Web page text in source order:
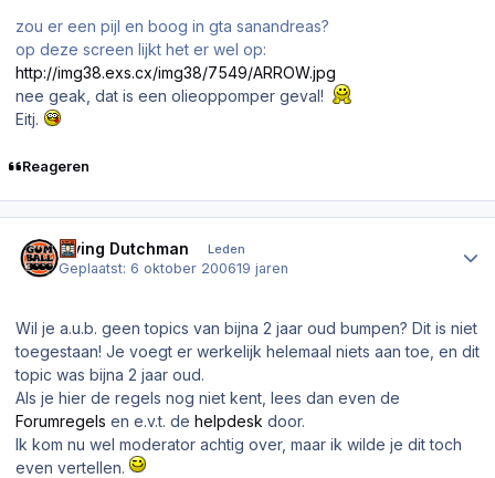
zou er een pijl en boog in gta sanandreas?
op deze screen lijkt het er wel op:
http://img38.exs.cx/img38/7549/ARROW.jpg
nee geak, dat is een olieoppomper geval!
Eitj.
Reageren
Flying Dutchman Leden
Geplaatst:6 oktober 200619 jaren
Wil je a.u.b. geen topics van bijna 2 jaar oud bumpen? Dit is niet
toegestaan! Je voegt er werkelijk helemaal niets aan toe, en dit
topic was bijna 2 jaar oud.
Als je hier de regels nog niet kent, lees dan even de
Forumregels en e.v.t. de helpdesk door.
Ik kom nu wel moderator achtig over, maar ik wilde je dit toch
even vertellen.